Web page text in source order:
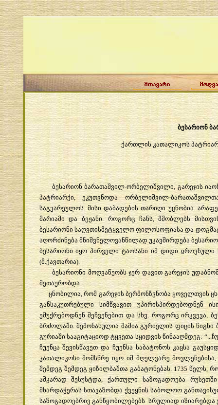
ბესარიონ
ქართლის კათალიკოს
ბესარიონ ბარათაშვილ-ორბელიშვილი,გარეჯის
პატრიარქი,ეკუთვნოდა ორბელიშვილ-
საგვარეულოს.მისი დაბადების თარიღი უცნობია.
მარიამი
და ბეჟანი.როგორც ჩანს,მშობლებს
ბესარიონი საღვთისმეტყველო ფილოსოფიასა და
აღორძინება მნიშვნელოვანწილად უკავშირდება
ბესარიონი იყო პირველი ტაოსანი იმ დიდი ჲროვნული
(მ.ქავთარია).
ბესარიონი მოღვაწეობს ჯერ დავით გარეჯის
მეთაურობდა.
ცნობილია ,რომ გარეჯის ბერმონზვნობა ყოველთვის
განსაკუთრებული
სიმწვავით უპირისპირდებოდნენ
ემუქრებოდნენ შეჩვენებით და სხვ.როგორც ირკვევა
ბრძოლაში.შემონახულია მამია გურიელის ფიცის წიგნი
გურიაში სააგიტაციოდ ტყვეთა სყიდვის წინააღმდეგ: “...
ჩუენცა შევისწავეთ და ჩუენსა საბატონოს კაცსა
კათალიკოსი მომსწრე იყო იმ მღელვარე მოვლენებისა
შემდეგ შემდეგ ყიზილბაშთა გაბატონებას. 1735წელს,
აშკარად
შესუსტდა,ქართული საზოგადოება
რუსეთში
მხარდაჭერას სთავაზობდა ქვეყნის საბოლოო
საზოგადოებრივ განწყობილებებს სრულიად იზიარებდა